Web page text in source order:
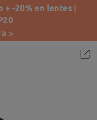
+ -20% en lentes |
>